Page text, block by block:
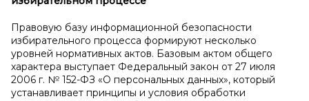
Правовую базу информационной безопасности
избирательного процесса формируют несколько
уровней нормативных актов. Базовым актом общего
характера выступает Федеральный закон от 27 июля
2006 г. № 152-ФЗ «О персональных данных», который
устанавливает принципы и условия обработки